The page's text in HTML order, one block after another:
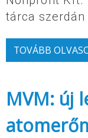
tárca
TOVÁBB
MVM: új